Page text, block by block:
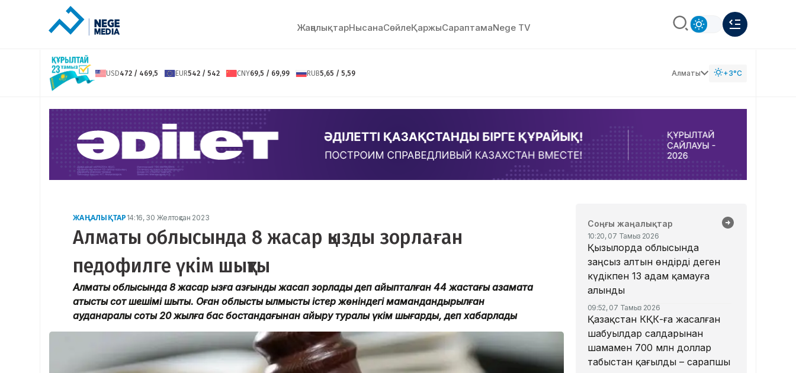
ЖаңалықтарНысанаСөйлeҚаржыСараптамаNege TV
USD472 / 469,5 EUR542 / 542 CNY69,5 / 69,99 RUB5,65 / 5,59 Алматы +3°C
ЖАҢАЛЫҚТАР 14:16, 30 Желтоқсан 2023
Алматы облысында 8 жасар қызды зорлаған
педофилге үкім шықты
Алматы облысында 8 жасар қызға азғындық жасап зорлады деп айыпталған 44 жастағы азаматқа
қатысты сот шешімі шықты. Оған облыстық қылмыстық істер жөніндегі мамандандырылған
ауданаралық соты 20 жылға бас бостандағынан айыру туралы үкім шығарды, деп хабарлады
Соңғы жаңалықтар
10:20, 07 Тамыз 2026
Қызылорда облысында
заңсыз алтын өндірді деген
күдікпен 13 адам қамауға
алынды
09:52, 07 Тамыз 2026
Қазақстан КҚК-ға жасалған
шабуылдар салдарынан
шамамен 700 млн доллар
табыстан қағылды – сарапшы